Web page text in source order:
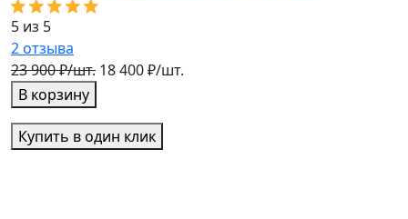
5 из 5
2отзыва
23 900 ₽/шт. 18 400 ₽/шт.
В корзину
Купить в один клик